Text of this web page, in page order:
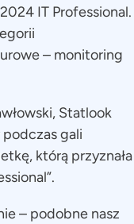
IT Professional.
– monitoring
Statlook
podczas gali
którą przyznała
– podobne nasz